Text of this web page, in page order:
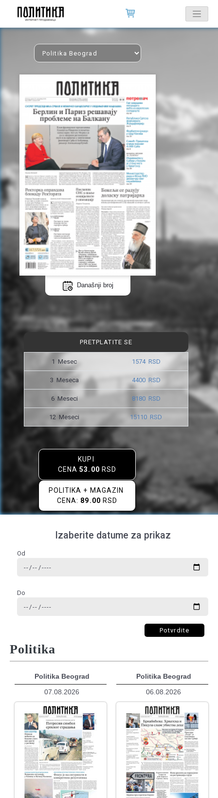
Današnji broj
PRETPLATITE SE
1 Mesec 1574 RSD
3 Meseca 4400 RSD
6 Meseci 8180 RSD
12 Meseci 15110 RSD
KUPI
CENA53.00 RSD
POLITIKA + MAGAZIN
CENA: 89.00 RSD
Izaberite datume za prikaz
Od
Do
Potvrdite
Politika
Politika Beograd
07.08.2026
Politika Beograd
06.08.2026